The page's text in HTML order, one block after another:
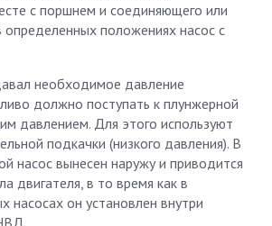
с поршнем и соединяющего или
положениях насос с
необходимое давление
должно поступать к плунжерной
давлением. Для этого используют
подкачки (низкого давления). В
насос вынесен наружу и приводится
двигателя, в то время как в
насосах он установлен внутри